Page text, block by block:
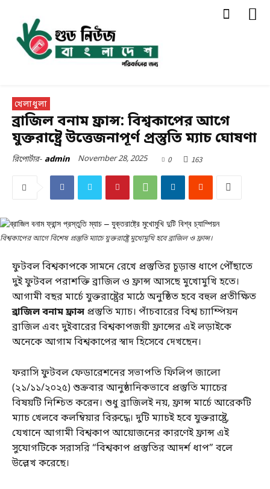
খেলাধুলা
ব্রাজিল বনাম ফ্রান্স: বিশ্বকাপের আগে
যুক্তরাষ্ট্রে উত্তেজনাপূর্ণ প্রস্তুতি ম্যাচ ঘোষণা
রিপোর্টার- admin November 28, 2025 0 163
বিশ্বকাপের আগে বিশেষ প্রস্তুতি ম্যাচে যুক্তরাষ্ট্রে মুখোমুখি হবে ব্রাজিল ও ফ্রান্স।
ফুটবল বিশ্বকাপকে সামনে রেখে প্রস্তুতির চূড়ান্ত ধাপে পৌঁছাতে
দুই ফুটবল পরাশক্তি ব্রাজিল ও ফ্রান্স আসছে মুখোমুখি হতে।
আগামী বছর মার্চে যুক্তরাষ্ট্রের মাঠে অনুষ্ঠিত হবে বহুল প্রতীক্ষিত
ব্রাজিল বনাম ফ্রান্স প্রস্তুতি ম্যাচ। পাঁচবারের বিশ্ব চ্যাম্পিয়ন
ব্রাজিল এবং দুইবারের বিশ্বকাপজয়ী ফ্রান্সের এই লড়াইকে
অনেকে আগাম বিশ্বকাপের স্বাদ হিসেবে দেখছেন।
ফরাসি ফুটবল ফেডারেশনের সভাপতি ফিলিপ জালো
(২১/১১/২০২৫) শুক্রবার আনুষ্ঠানিকভাবে প্রস্তুতি ম্যাচের
বিষয়টি নিশ্চিত করেন। শুধু ব্রাজিলই নয়, ফ্রান্স মার্চে আরেকটি
ম্যাচ খেলবে কলম্বিয়ার বিরুদ্ধে। দুটি ম্যাচই হবে যুক্তরাষ্ট্রে,
যেখানে আগামী বিশ্বকাপ আয়োজনের কারণেই ফ্রান্স এই
সুযোগটিকে সরাসরি “বিশ্বকাপ প্রস্তুতির আদর্শ ধাপ” বলে
উল্লেখ করেছে।